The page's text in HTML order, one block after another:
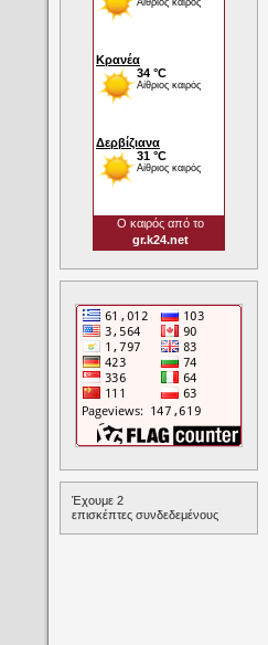
Έχουμε 2
επισκέπτες συνδεδεμένους